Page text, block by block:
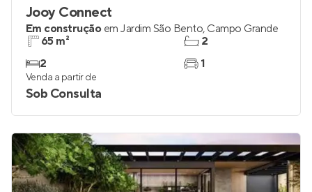
Jooy Connect
Em construção em Jardim São Bento, Campo Grande
65 m²
2
2
1
Venda a partir de
Sob Consulta